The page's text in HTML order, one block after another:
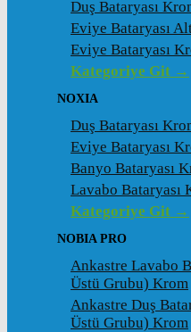
Duş Bataryası
Eviye Bataryası
Eviye Bataryası
Kategoriye Git →
NOXIA
Duş Bataryası
Eviye Bataryası
Banyo Bataryası
Lavabo Bataryası
Kategoriye Git →
NOBIA PRO
Ankastre Lavabo
Üstü Grubu) Krom
Ankastre Duş
Üstü Grubu) Krom